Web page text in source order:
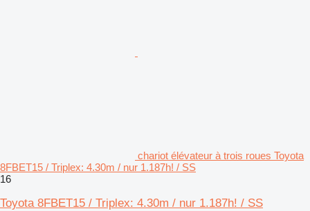
chariot élévateur à trois roues Toyota
8FBET15 / Triplex: 4.30m / nur 1.187h! / SS
16
Toyota 8FBET15 / Triplex: 4.30m / nur 1.187h! / SS